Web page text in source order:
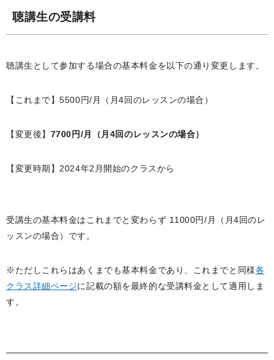
聴講生の受講料
聴講生として参加する場合の基本料金を以下の通り変更します。
【これまで】5500円/月（月4回のレッスンの場合）
【変更後】 7700円/月（月4回のレッスンの場合）
【変更時期】2024年2月開始のクラスから
受講生の基本料金はこれまでと変わらず 11000円/月（月4回のレ
ッスンの場合）です。
※ただしこれらはあくまでも基本料金であり、これまでと同様各
クラス詳細ページに記載の額を最終的な受講料金として適用しま
す。